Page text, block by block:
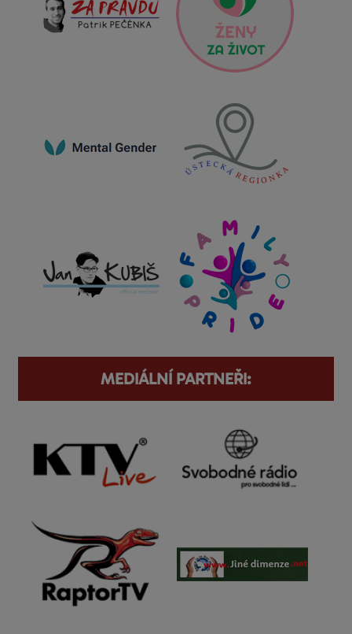
MEDIÁLNÍ PARTNEŘI: